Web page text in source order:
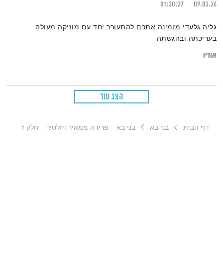
09.03.26
01:30:37
גליה גלעדי מזמינה אתכם להתעורר יחד עם מוזיקה מעולה
בעריכתה ובהגשתה
אודיו
הצג עוד
דף הבית בני בא בני בא – פרידה ממאיר ויזלטיר – חלק ז'